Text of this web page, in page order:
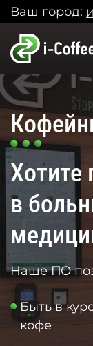
Ваш город:
Хотите
в
Наше ПО
Быть в
кофе